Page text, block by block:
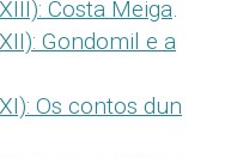
Costa Meiga.
Gondomil e a
Os contos dun